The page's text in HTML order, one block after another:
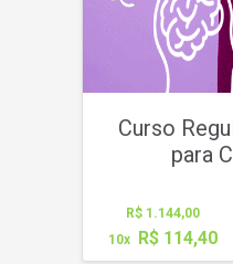
Curso
para
R$ 1.144,00
10x
R$ 114,40